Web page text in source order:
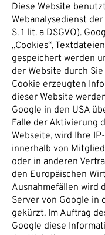
Diese Website
Webanalysedienst der
S. 1 lit. a DSGVO).
„Cookies“,
gespeichert werden
der Website durch
Cookie erzeugten
dieser Website
Google in den USA
Falle der Aktivierung
Webseite, wird Ihre
innerhalb von
oder in anderen
den Europäischen
Ausnahmefällen wird
Server von Google in
gekürzt. Im Auftrag
Google diese